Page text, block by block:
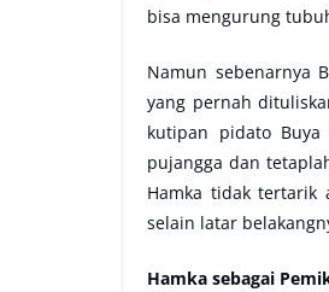
bisa mengurung
Namun sebenarnya
yang pernah
kutipan pidato Buya
pujangga dan
Hamka tidak
selain latar
Hamka sebagai